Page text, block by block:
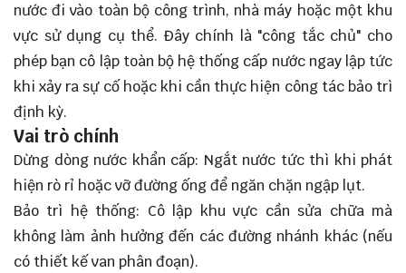
nước đi vào toàn bộ công trình, nhà máy hoặc một khu
vực sử dụng cụ thể. Đây chính là "công tắc chủ" cho
phép bạn cô lập toàn bộ hệ thống cấp nước ngay lập tức
khi xảy ra sự cố hoặc khi cần thực hiện công tác bảo trì
định kỳ.
Vai trò chính
Dừng dòng nước khẩn cấp: Ngắt nước tức thì khi phát
hiện rò rỉ hoặc vỡ đường ống để ngăn chặn ngập lụt.
Bảo trì hệ thống: Cô lập khu vực cần sửa chữa mà
không làm ảnh hưởng đến các đường nhánh khác (nếu
có thiết kế van phân đoạn).